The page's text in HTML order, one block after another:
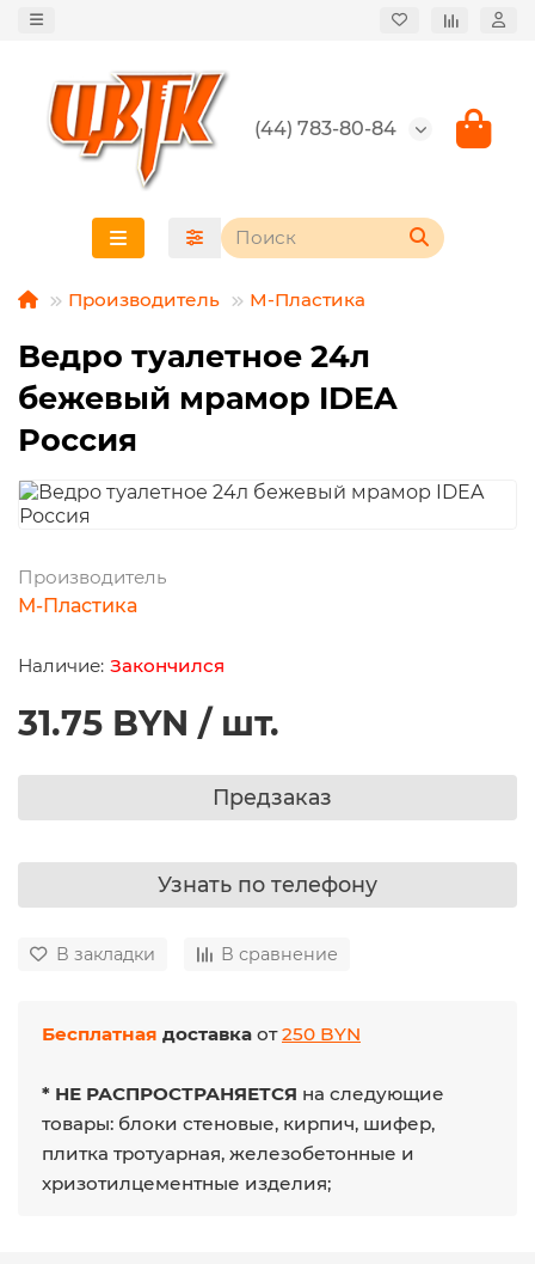
(44) 783-80-84
Производитель М-Пластика
Ведро туалетное 24л
бежевый мрамор IDEA
Россия
Производитель
М-Пластика
Закончился
31.75 BYN / шт.
Предзаказ
Узнать по телефону
В закладки В сравнение
Бесплатная доставка от250 BYN
* НЕ РАСПРОСТРАНЯЕТСЯ на следующие
товары: блоки стеновые, кирпич, шифер,
плитка тротуарная, железобетонные и
хризотилцементные изделия;